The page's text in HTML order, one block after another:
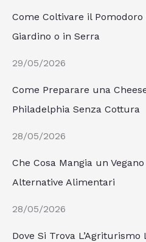
Come Coltivare il
Giardino o in Serra
29/05/2026
Come Preparare una
Philadelphia Senza Cottura
28/05/2026
Che Cosa Mangia un
Alternative Alimentari
28/05/2026
Dove Si Trova L’Agriturismo